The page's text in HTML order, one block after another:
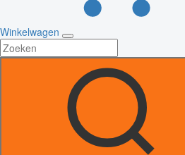
Winkelwagen